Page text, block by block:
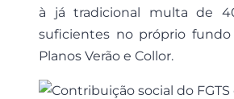
à já tradicional multa de
suficientes no próprio fundo
Planos Verão e Collor.